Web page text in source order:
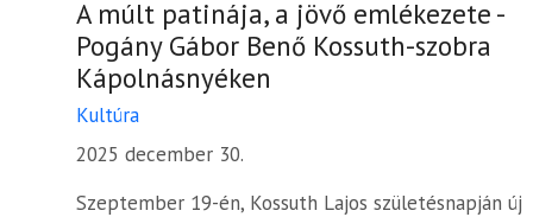
A múlt patinája, a jövő emlékezete -
Pogány Gábor Benő Kossuth-szobra
Kápolnásnyéken
Kultúra
2025 december 30.
Szeptember 19-én, Kossuth Lajos születésnapján új